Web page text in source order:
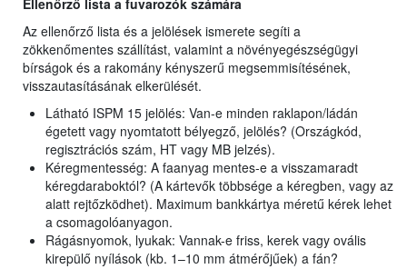
Ellenőrző lista a fuvarozók számára
Az ellenőrző lista és a jelölések ismerete segíti a
zökkenőmentes szállítást, valamint a növényegészségügyi
bírságok és a rakomány kényszerű megsemmisítésének,
visszautasításának elkerülését.
Látható ISPM 15 jelölés: Van-e minden raklapon/ládán
égetett vagy nyomtatott bélyegző, jelölés? (Országkód,
regisztrációs szám, HT vagy MB jelzés).
Kéregmentesség: A faanyag mentes-e a visszamaradt
kéregdaraboktól? (A kártevők többsége a kéregben, vagy az
alatt rejtőzködhet). Maximum bankkártya méretű kérek lehet
a csomagolóanyagon.
Rágásnyomok, lyukak: Vannak-e friss, kerek vagy ovális
kirepülő nyílások (kb. 1–10 mm átmérőjűek) a fán?